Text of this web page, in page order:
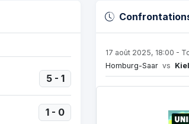
5 - 1
1 - 0
17 août 2025, 18:00 -
Homburg-Saar vs Kiel